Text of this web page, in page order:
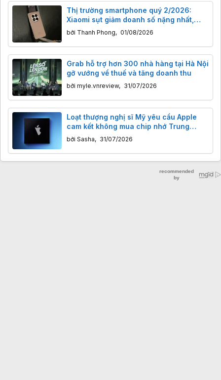
Thị trường smartphone quý 2/2026:
Xiaomi sụt giảm doanh số nặng nhất,
Apple ‘ăn” nửa doanh thu toàn cầu
bởi Thanh Phong, 01/08/2026
Grab hỗ trợ hơn 300 nhà hàng tại Hà Nội
gỡ vướng về thuế và tăng doanh thu
bởi myle.vnreview, 31/07/2026
Loạt thượng nghị sĩ Mỹ yêu cầu Apple
cam kết không mua chip nhớ Trung
Quốc
bởi Sasha, 31/07/2026